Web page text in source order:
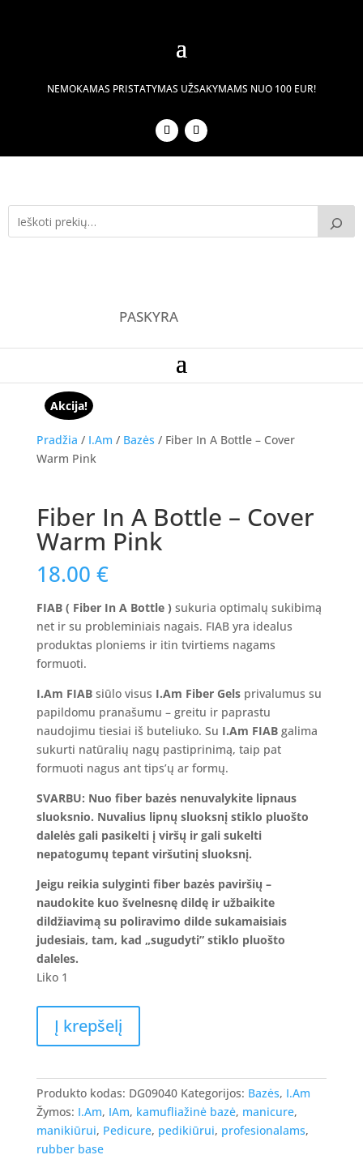
NEMOKAMAS PRISTATYMAS UŽSAKYMAMS NUO 100 EUR!
PASKYRA
Pradžia / I.Am / Bazės / Fiber In A Bottle – Cover
Warm Pink
Fiber In A Bottle – Cover
Warm Pink
18.00 €
FIAB ( Fiber In A Bottle ) sukuria optimalų sukibimą
net ir su probleminiais nagais. FIAB yra idealus
produktas ploniems ir itin tvirtiems nagams
formuoti.
I.Am FIABsiūlo visus I.Am Fiber Gelsprivalumus su
papildomu pranašumu – greitu ir paprastu
naudojimu tiesiai iš buteliuko. Su I.Am FIABgalima
sukurti natūralių nagų pastiprinimą, taip pat
formuoti nagus ant tips’ų ar formų.
SVARBU: Nuo fiber bazės nenuvalykite lipnaus
sluoksnio. Nuvalius lipnų sluoksnį stiklo pluošto
dalelės gali pasikelti į viršų ir gali sukelti
nepatogumų tepant viršutinį sluoksnį.
Jeigu reikia sulyginti fiber bazės paviršių –
naudokite kuo švelnesnę dildę ir užbaikite
dildžiavimą su poliravimo dilde sukamaisiais
judesiais, tam, kad „sugudyti” stiklo pluošto
daleles.
Liko 1
kiekis:
A
Bottle
-
Cover
Į krepšelį
Produkto kodas: DG09040 Kategorijos: Bazės, I.Am
Žymos: I.Am, IAm, kamufliažinė bazė, manicure,
manikiūrui, Pedicure, pedikiūrui, profesionalams,
rubber base
Akcija!